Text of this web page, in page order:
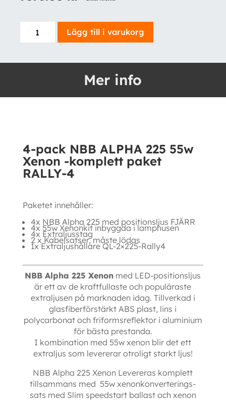
55w
paket
RALLY-
4
Lägg till i varukorg
Mer info
4-pack NBB ALPHA 225 55w
Xenon -komplett paket
RALLY-4
Paketet innehåller:
4x NBB Alpha 225 med positionsljus FJÄRR
4x 55w Xenonkit inbyggda i lamphusen
4x Extraljusstag
2 x Kabelsatser, måste lödas
1x Extraljushållare QL-2×225-Rally4
NBB Alpha 225 Xenon med LED-positionsljus
är ett av de kraftfullaste och populäraste
extraljusen på marknaden idag. Tillverkad i
glasfiberförstärkt ABS plast, lins i
polycarbonat och friformsreflektor i aluminium
för bästa prestanda.
I kombination med 55w xenon blir det ett
extraljus som levererar otroligt starkt ljus!
NBB Alpha 225 Xenon Levereras komplett
tillsammans med 55w xenonkonverterings-
sats med Slim speedstart ballast och xenon